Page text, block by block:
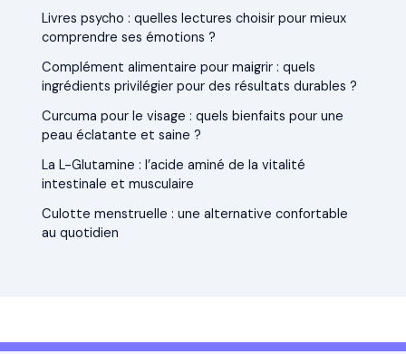
Livres psycho : quelles lectures choisir pour mieux
comprendre ses émotions ?
Complément alimentaire pour maigrir : quels
ingrédients privilégier pour des résultats durables ?
Curcuma pour le visage : quels bienfaits pour une
peau éclatante et saine ?
La L-Glutamine : l’acide aminé de la vitalité
intestinale et musculaire
Culotte menstruelle : une alternative confortable
au quotidien